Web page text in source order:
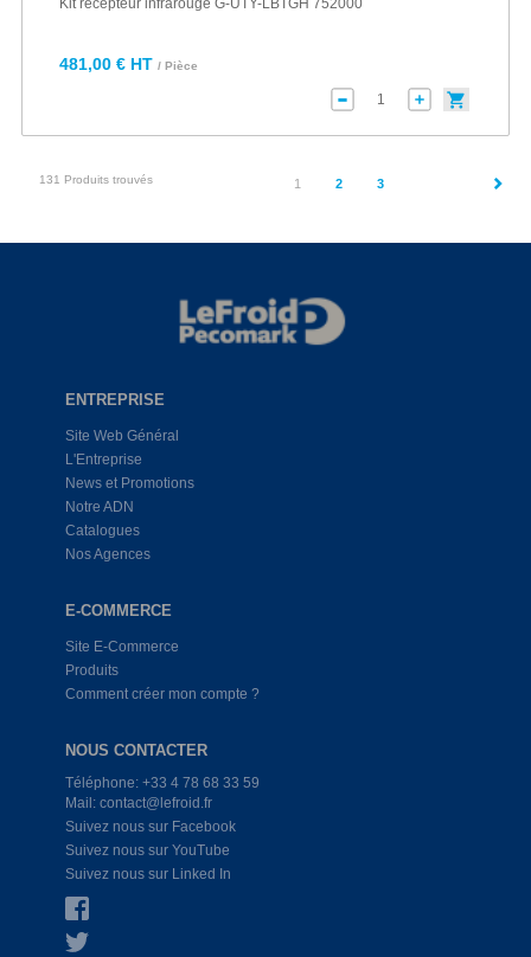
Kit récépteur infrarouge G-UTY-LBTGH 752000
481,00 € HT / Pièce
131 Produits trouvés 1 (current)
2 3
ENTREPRISE
Site Web Général
L'Entreprise
News et Promotions
Notre ADN
Catalogues
Nos Agences
E-COMMERCE
Site E-Commerce
Produits
Comment créer mon compte ?
NOUS CONTACTER
Téléphone: +33 4 78 68 33 59
Mail: contact@lefroid.fr
Suivez nous sur Facebook
Suivez nous sur YouTube
Suivez nous sur Linked In